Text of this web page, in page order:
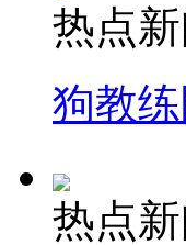
热点
狗教
热点